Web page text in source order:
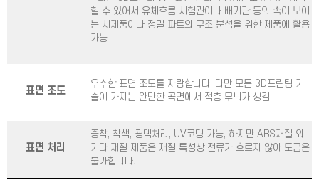
표면 조도
표면 처리
할 수 있어서 유체흐름 시험관이나 배기관 등의 속이 보이
는 시제품이나 정밀 파트의 구조 분석을 위한 제품에 활용
가능
우수한 표면 조도를 자랑합니다. 다만 모든 3D프린팅 기
술이 가지는 완만한 곡면에서 적층 무늬가 생김
증착, 착색, 광택처리, UV코팅 가능, 하지만 ABS재질 외
기타 재질 제품은 재질 특성상 전류가 흐르지 않아 도금은
불가합니다.